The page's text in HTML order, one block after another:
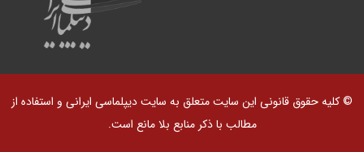
© کلیه حقوق قانونی این سایت متعلق به سایت دیپلماسی ایرانی و استفاده از
مطالب با ذکر منابع بلا مانع است.